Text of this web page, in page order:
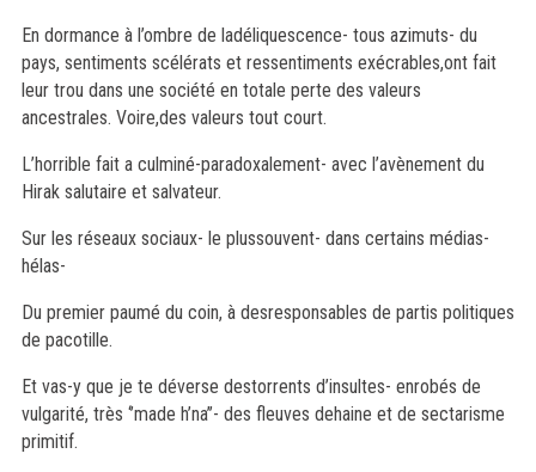
En dormance à l’ombre de ladéliquescence- tous azimuts- du
pays, sentiments scélérats et ressentiments exécrables,ont fait
leur trou dans une société en totale perte des valeurs
ancestrales. Voire,des valeurs tout court.
L’horrible fait a culminé-paradoxalement- avec l’avènement du
Hirak salutaire et salvateur.
Sur les réseaux sociaux- le plussouvent- dans certains médias-
hélas-
Du premier paumé du coin, à desresponsables de partis politiques
de pacotille.
Et vas-y que je te déverse destorrents d’insultes- enrobés de
vulgarité, très ‘’made h’na’’- des fleuves dehaine et de sectarisme
primitif.